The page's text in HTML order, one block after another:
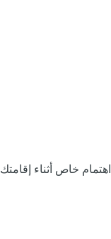
اهتمام خاص أثناء إقامتك